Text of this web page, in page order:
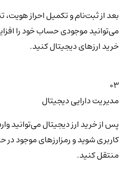
بعد از ثبت‌نام و تکمیل احراز هویت،
می‌توانید موجودی حساب خود را
خرید ارزهای دیجیتال کنید.
03
مدیریت دارایی دیجیتال
پس از خرید ارز دیجیتال می‌توانید
کاربری شوید و رمزارزهای موجود در
منتقل کنید.